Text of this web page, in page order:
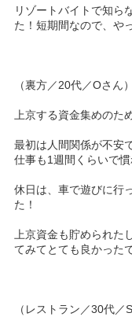
リゾートバイトで知ら
た！短期間なので、や
（裏方／20代／Oさん）
上京する資金集めのた
最初は人間関係が不安
仕事も1週間くらいで慣
休日は、車で遊びに行
た！
上京資金も貯められた
てみてとても良かった
（レストラン／30代／S